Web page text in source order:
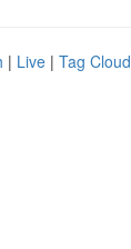
| Live | Tag Cloud